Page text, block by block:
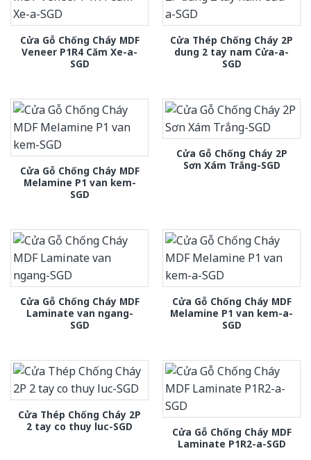
Cửa Gỗ Chống Cháy MDF
Veneer P1R4 Căm Xe-a-
SGD
Cửa Thép Chống Cháy 2P
dung 2 tay nam Cửa-a-
SGD
Cửa Gỗ Chống Cháy MDF
Melamine P1 van kem-
SGD
Cửa Gỗ Chống Cháy 2P
Sơn Xám Trắng-SGD
Cửa Gỗ Chống Cháy MDF
Laminate van ngang-
SGD
Cửa Gỗ Chống Cháy MDF
Melamine P1 van kem-a-
SGD
Cửa Thép Chống Cháy 2P
2 tay co thuy luc-SGD
Cửa Gỗ Chống Cháy MDF
Laminate P1R2-a-SGD